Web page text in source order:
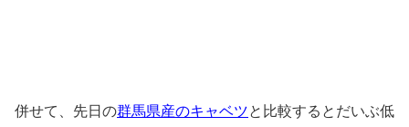
併せて、先日の群馬県産のキャベツと比較するとだいぶ低